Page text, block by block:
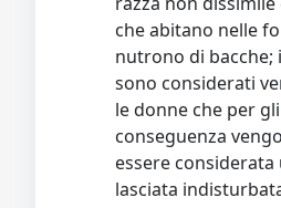
che abitano nelle
nutrono di bacche;
sono considerati
le donne che per
conseguenza
essere considerata
lasciata